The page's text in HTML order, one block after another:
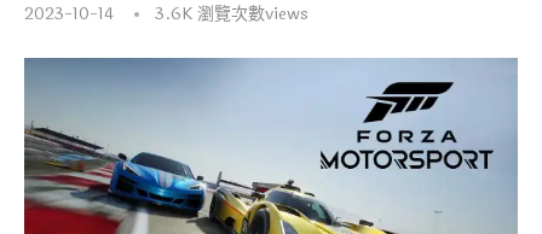
2023-10-14 3.6K瀏覽次數views